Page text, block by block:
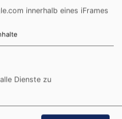
ORT
innerhalb eines iFrames
Dienste zu